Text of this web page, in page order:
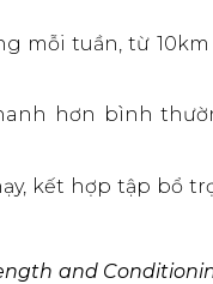
mỗi tuần, từ 10km
hơn bình
kết hợp tập bổ
and